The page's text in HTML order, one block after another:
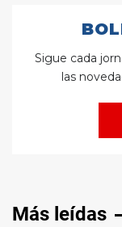
Más leídas